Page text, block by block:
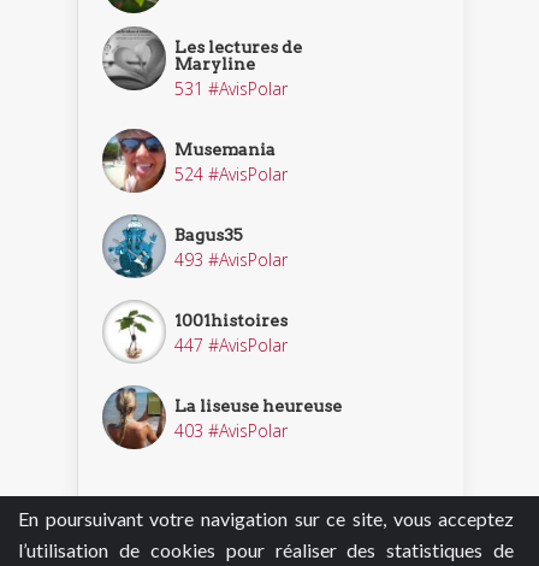
En poursuivant votre navigation sur ce site, vous acceptez
l’utilisation de cookies pour réaliser des statistiques de
Les lectures de
Maryline
531 #AvisPolar
Musemania
524 #AvisPolar
Bagus35
493 #AvisPolar
1001histoires
447 #AvisPolar
La liseuse heureuse
403 #AvisPolar
Découvrir nos enquêteurs